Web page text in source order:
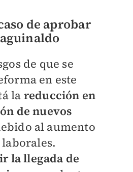
de aprobar
de que se
en este
la reducción en
de nuevos
al aumento
laborales.
la llegada de